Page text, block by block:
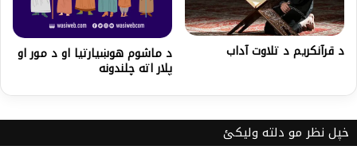
د قرآنکریم د تلاوت آداب د ماشوم هوښیارتیا او د مور او
پلار اته چلندونه
خپل نظر مو دلته ولیکئ